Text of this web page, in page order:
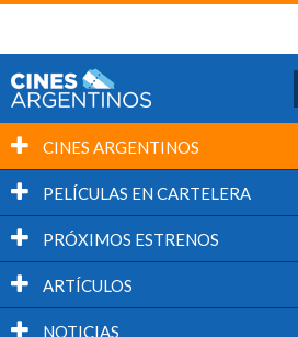
CINES ARGENTINOS
PELÍCULAS EN CARTELERA
PRÓXIMOS ESTRENOS
ARTÍCULOS
NOTICIAS